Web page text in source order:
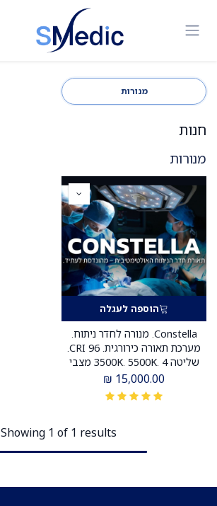
מנורות
חנות
מנורות
הוספה לעגלה
Constella. מנורה לחדר ניתוח.
מערכת תאורה כירורגית. CRI 96.
שליטה 3500K. 5500K. 4 מצבי
פוקוס. ס.מדיק יבוא
15,000.00
₪
Showing 1 of 1 results